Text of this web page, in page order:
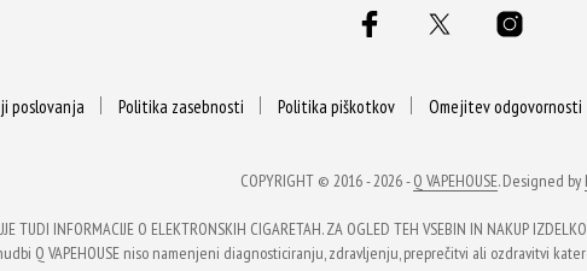
poslovanja Politika zasebnosti Politika piškotkov Omejitev odgovornosti
COPYRIGHT © 2016 - 2026 -Q VAPEHOUSE. Designed by
TUDI INFORMACIJE O ELEKTRONSKIH CIGARETAH. ZA OGLED TEH VSEBIN IN NAKUP
Q VAPEHOUSE niso namenjeni diagnosticiranju, zdravljenju, preprečitvi ali ozdravitvi